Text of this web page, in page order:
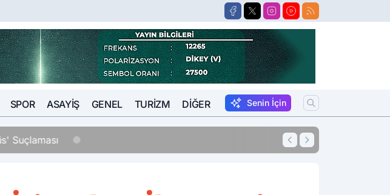
SPOR ASAYIŞ GENEL TURIZM DIĞER Senin İçin
Suçlaması 13:27